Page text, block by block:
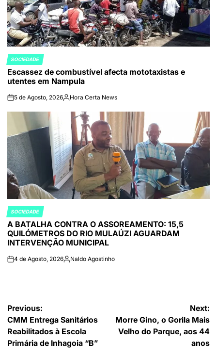
POSTED
IN
SOCIEDADE
Escassez de combustível afecta mototaxistas e
utentes em Nampula
on5 de Agosto, 2026Publicado
Hora Certa News
POSTED
IN
SOCIEDADE
A BATALHA CONTRA O ASSOREAMENTO: 15,5
QUILÓMETROS DO RIO MULAÚZI AGUARDAM
INTERVENÇÃO MUNICIPAL
on4 de Agosto, 2026Publicado
Naldo Agostinho
Navegação
de
artigos
Previous:
CMM Entrega Sanitários
Reabilitados à Escola
Primária de Inhagoia “B”
Next:
Morre Gino, o Gorila Mais
Velho do Parque, aos 44
anos